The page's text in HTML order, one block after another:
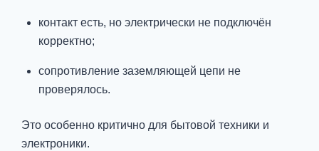
контакт есть, но электрически не подключён
корректно;
сопротивление заземляющей цепи не
проверялось.
Это особенно критично для бытовой техники и
электроники.